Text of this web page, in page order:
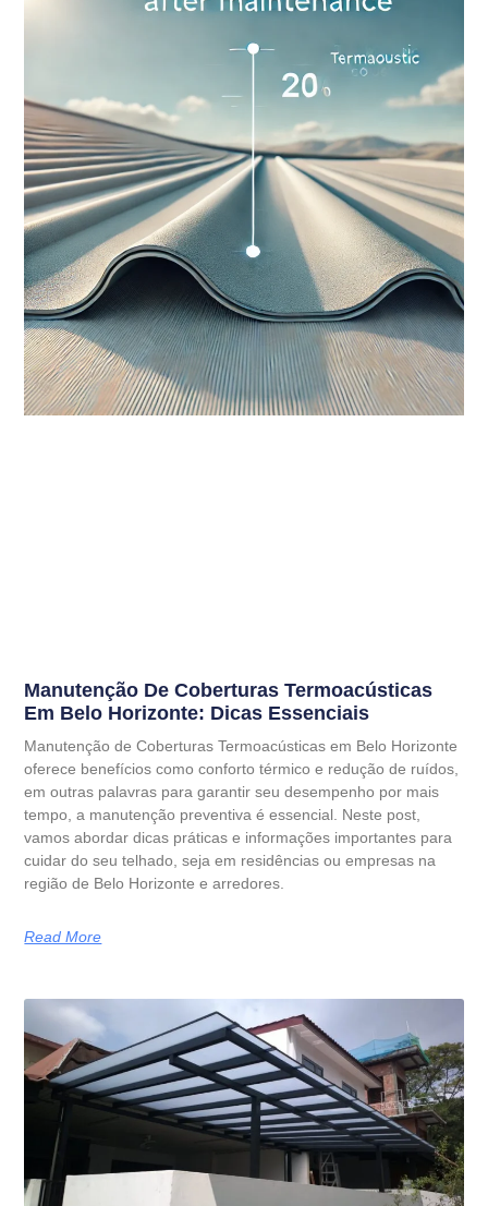
Manutenção De Coberturas Termoacústicas
Em Belo Horizonte: Dicas Essenciais
Manutenção de Coberturas Termoacústicas em Belo Horizonte
oferece benefícios como conforto térmico e redução de ruídos,
em outras palavras para garantir seu desempenho por mais
tempo, a manutenção preventiva é essencial. Neste post,
vamos abordar dicas práticas e informações importantes para
cuidar do seu telhado, seja em residências ou empresas na
região de Belo Horizonte e arredores.
Read More